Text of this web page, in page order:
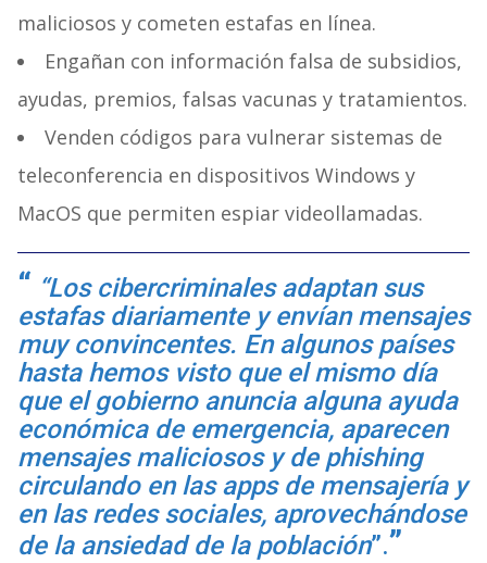
maliciosos y cometen estafas en línea.
Engañan con información falsa de subsidios,
ayudas, premios, falsas vacunas y tratamientos.
Venden códigos para vulnerar sistemas de
teleconferencia en dispositivos Windows y
MacOS que permiten espiar videollamadas.
“Los cibercriminales adaptan sus
estafas diariamente y envían mensajes
muy convincentes. En algunos países
hasta hemos visto que el mismo día
que el gobierno anuncia alguna ayuda
económica de emergencia, aparecen
mensajes maliciosos y de phishing
circulando en las apps de mensajería y
en las redes sociales, aprovechándose
de la ansiedad de la población”.